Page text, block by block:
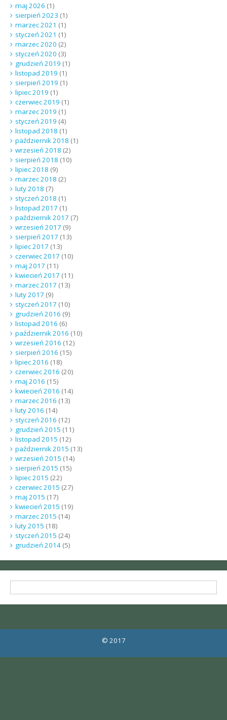
maj 2026 (1)
sierpień 2023 (1)
marzec 2021 (1)
styczeń 2021 (1)
marzec 2020 (2)
styczeń 2020 (3)
grudzień 2019 (1)
listopad 2019 (1)
sierpień 2019 (1)
lipiec 2019 (1)
czerwiec 2019 (1)
marzec 2019 (1)
styczeń 2019 (4)
listopad 2018 (1)
październik 2018 (1)
wrzesień 2018 (2)
sierpień 2018 (10)
lipiec 2018 (9)
marzec 2018 (2)
luty 2018 (7)
styczeń 2018 (1)
listopad 2017 (1)
październik 2017 (7)
wrzesień 2017 (9)
sierpień 2017 (13)
lipiec 2017 (13)
czerwiec 2017 (10)
maj 2017 (11)
kwiecień 2017 (11)
marzec 2017 (13)
luty 2017 (9)
styczeń 2017 (10)
grudzień 2016 (9)
listopad 2016 (6)
październik 2016 (10)
wrzesień 2016 (12)
sierpień 2016 (15)
lipiec 2016 (18)
czerwiec 2016 (20)
maj 2016 (15)
kwiecień 2016 (14)
marzec 2016 (13)
luty 2016 (14)
styczeń 2016 (12)
grudzień 2015 (11)
listopad 2015 (12)
październik 2015 (13)
wrzesień 2015 (14)
sierpień 2015 (15)
lipiec 2015 (22)
czerwiec 2015 (27)
maj 2015 (17)
kwiecień 2015 (19)
marzec 2015 (14)
luty 2015 (18)
styczeń 2015 (24)
grudzień 2014(5)
© 2017